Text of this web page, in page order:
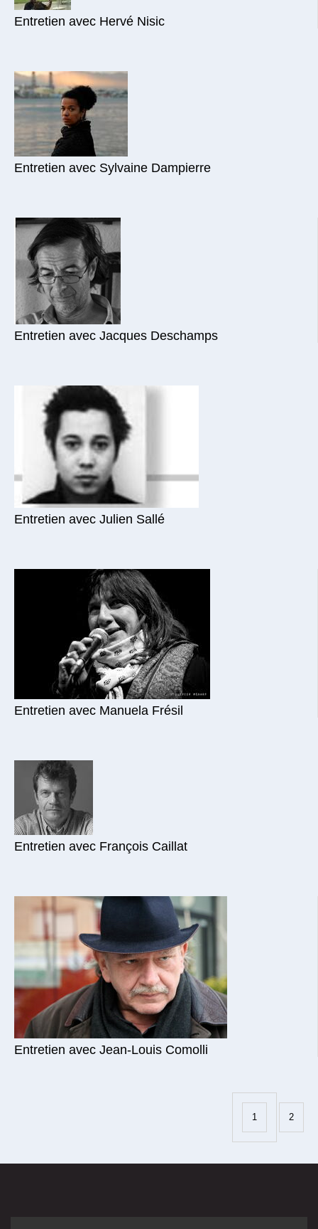
Entretien avec Hervé Nisic
Entretien avec Sylvaine Dampierre
Entretien avec Jacques Deschamps
Entretien avec Julien Sallé
Entretien avec Manuela Frésil
Entretien avec François Caillat
Entretien avec Jean-Louis Comolli
1 2